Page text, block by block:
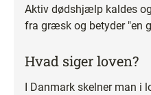
Aktiv dødshjælp kaldes
fra græsk og betyder "en
Hvad siger loven?
I Danmark skelner man